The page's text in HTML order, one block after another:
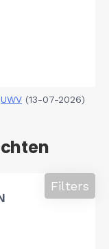
UWV (13-07-2026)
Filters